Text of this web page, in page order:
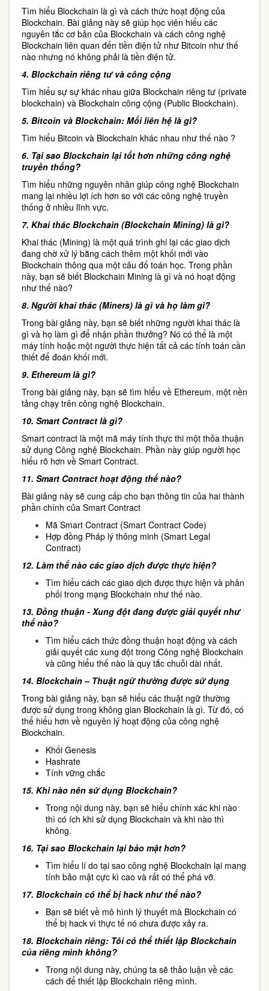
Tìm hiểu Blockchain là gì và cách thức hoạt động của
Blockchain. Bài giảng này sẽ giúp học viên hiểu các
nguyên tắc cơ bản của Blockchain và cách công nghệ
Blockchain liên quan đến tiền điện tử như Bitcoin như thế
nào nhưng nó không phải là tiền điện tử.
4. Blockchain riêng tư và công cộng
Tìm hiểu sự sự khác nhau giữa Blockchain riêng tư (private
blockchain) và Blockchain công cộng (Public Blockchain).
5. Bitcoin và Blockchain: Mối liên hệ là gì?
Tìm hiểu Bitcoin và Blockchain khác nhau như thế nào ?
6. Tại sao Blockchain lại tốt hơn những công nghệ
truyền thống?
Tìm hiểu những nguyên nhân giúp công nghệ Blockchain
mang lại nhiều lợi ích hơn so với các công nghệ truyền
thống ở nhiều lĩnh vực.
7. Khai thác Blockchain (Blockchain Mining) là gì?
Khai thác (Mining) là một quá trình ghi lại các giao dịch
đang chờ xử lý bằng cách thêm một khối mới vào
Blockchain thông qua một câu đố toán học. Trong phần
này, bạn sẽ biết Blockchain Mining là gì và nó hoạt động
như thế nào?
8. Người khai thác (Miners) là gì và họ làm gì?
Trong bài giảng này, bạn sẽ biết những người khai thác là
gì và họ làm gì để nhận phần thưởng? Nó có thể là một
máy tính hoặc một người thực hiện tất cả các tính toán cần
thiết để đoán khối mới.
9. Ethereum là gì?
Trong bài giảng này, bạn sẽ tìm hiểu về Ethereum, một nền
tảng chạy trên công nghệ Blockchain.
10. Smart Contract là gì?
Smart contract là một mã máy tính thực thi một thỏa thuận
sử dụng Công nghệ Blockchain. Phần này giúp người học
hiểu rõ hơn về Smart Contract.
11. Smart Contract hoạt động thế nào?
Bài giảng này sẽ cung cấp cho bạn thông tin của hai thành
phần chính của Smart Contract
Mã Smart Contract (Smart Contract Code)
Hợp đồng Pháp lý thông minh (Smart Legal
Contract)
12. Làm thế nào các giao dịch được thực hiện?
Tìm hiểu cách các giao dịch được thực hiện và phân
phối trong mạng Blockchain như thế nào.
13. Đồng thuận - Xung đột đang được giải quyết như
thế nào?
Tìm hiểu cách thức đồng thuận hoạt động và cách
giải quyết các xung đột trong Công nghệ Blockchain
và cũng hiểu thế nào là quy tắc chuỗi dài nhất.
14. Blockchain – Thuật ngữ thường được sử dụng
Trong bài giảng này, bạn sẽ hiểu các thuật ngữ thường
được sử dụng trong không gian Blockchain là gì. Từ đó, có
thể hiểu hơn về nguyên lý hoạt động của công nghệ
Blockchain.
Khối Genesis
Hashrate
Tính vững chắc
15. Khi nào nên sử dụng Blockchain?
Trong nội dung này, bạn sẽ hiểu chính xác khi nào
thì có ích khi sử dụng Blockchain và khi nào thì
không.
16. Tại sao Blockchain lại bảo mật hơn?
Tìm hiểu lí do tại sao công nghệ Blockchain lại mang
tính bảo mật cực kì cao và rất có thể phá vỡ.
17. Blockchain có thể bị hack như thế nào?
Bạn sẽ biết về mô hình lý thuyết mà Blockchain có
thể bị hack vì thực tế nó chưa được xảy ra.
18. Blockchain riêng: Tôi có thể thiết lập Blockchain
của riêng mình không?
Trong nội dung này, chúng ta sẽ thảo luận về các
cách để thiết lập Blockchain riêng mình.